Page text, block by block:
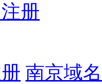
册
南京域